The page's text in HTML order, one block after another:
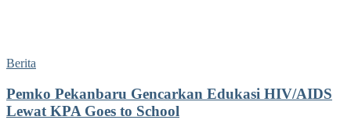
Berita
Pemko Pekanbaru Gencarkan Edukasi HIV/AIDS
Lewat KPA Goes to School